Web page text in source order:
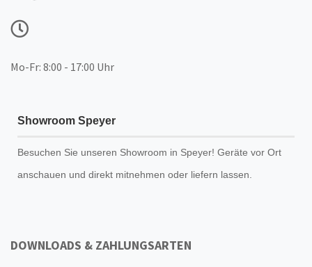
Mo-Fr: 8:00 - 17:00 Uhr
Showroom Speyer
Besuchen Sie unseren Showroom in Speyer! Geräte vor Ort
anschauen und direkt mitnehmen oder liefern lassen.
DOWNLOADS & ZAHLUNGSARTEN